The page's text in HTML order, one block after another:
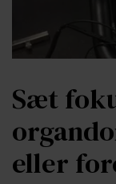
Sæt
eller